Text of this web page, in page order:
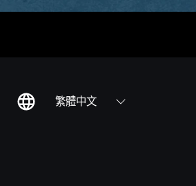
繁體中文